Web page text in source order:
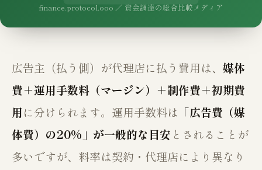
finance.protocol.ooo ／ 資金調達の総合比較メディア
広告主（払う側）が代理店に払う費用は、 媒体
費＋運用手数料（マージン）＋制作費＋初期費
用に分けられます。運用手数料は 「広告費（媒
体費）の20%」が一般的な目安 とされることが
多いですが、料率は契約・代理店により異なり